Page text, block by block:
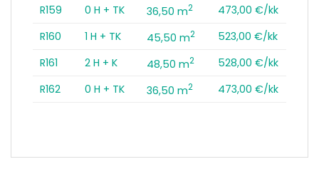
R159
0 H + TK 36,50 m2
473,00 €/kk
R160
1 H + TK 45,50 m2
523,00 €/kk
R161
2 H + K 48,50 m2
528,00 €/kk
R162
0 H + TK 36,50 m2 473,00 €/kk